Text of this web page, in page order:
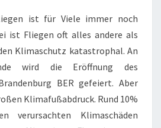
ist für Viele immer noch
ist Fliegen oft alles andere als
Klimaschutz katastrophal. An
wird die Eröffnung des
BER gefeiert. Aber
Klimafußabdruck. Rund 10%
verursachten Klimaschäden